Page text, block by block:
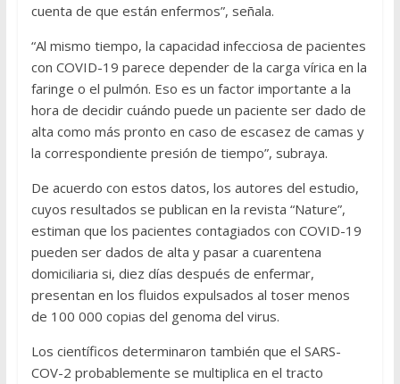
cuenta de que están enfermos”, señala.
“Al mismo tiempo, la capacidad infecciosa de pacientes
con COVID-19 parece depender de la carga vírica en la
faringe o el pulmón. Eso es un factor importante a la
hora de decidir cuándo puede un paciente ser dado de
alta como más pronto en caso de escasez de camas y
la correspondiente presión de tiempo”, subraya.
De acuerdo con estos datos, los autores del estudio,
cuyos resultados se publican en la revista “Nature”,
estiman que los pacientes contagiados con COVID-19
pueden ser dados de alta y pasar a cuarentena
domiciliaria si, diez días después de enfermar,
presentan en los fluidos expulsados al toser menos
de 100 000 copias del genoma del virus.
Los científicos determinaron también que el SARS-
COV-2 probablemente se multiplica en el tracto